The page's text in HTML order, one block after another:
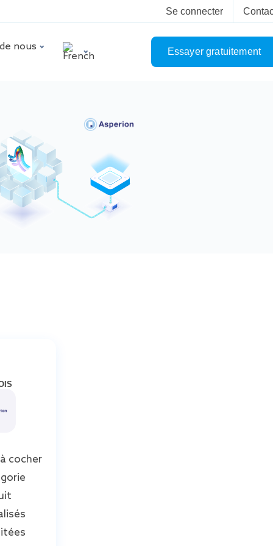
Se connecter
nous Essayer gratuitement
cocher